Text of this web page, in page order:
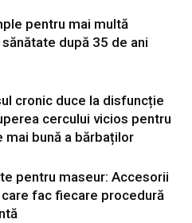
pentru mai multă
după 35 de ani
cronic duce la disfuncție
cercului vicios pentru
mai bună a bărbaților
pentru maseur: Accesorii
fac fiecare procedură